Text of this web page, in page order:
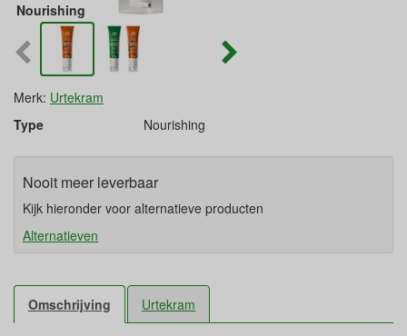
Nourishing
Merk: Urtekram
Type
Nourishing
Nooit meer leverbaar
Kijk hieronder voor alternatieve producten
Alternatieven
Omschrijving Urtekram